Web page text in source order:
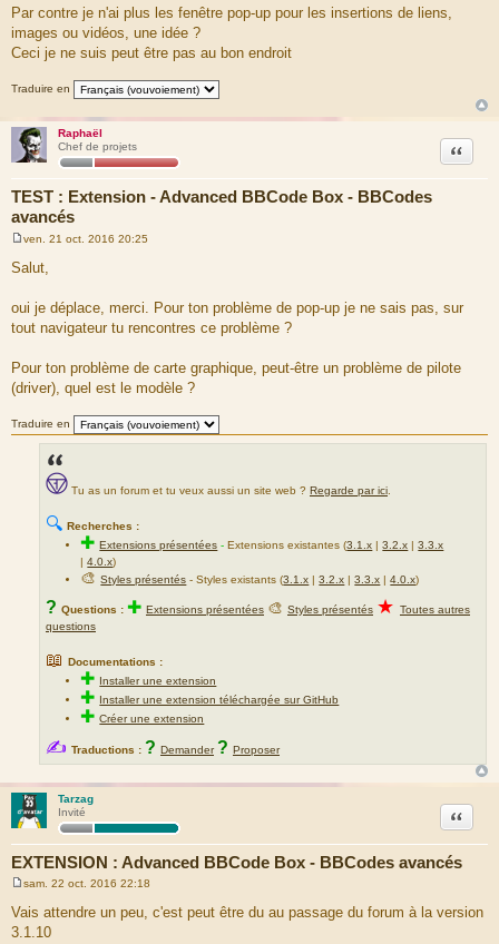
Par contre je n'ai plus les fenêtre pop-up pour les insertions de liens,
images ou vidéos, une idée ?
Ceci je ne suis peut être pas au bon endroit
Traduire en
Raphaël
Chef de projets
TEST : Extension - Advanced BBCode Box - BBCodes
avancés
Citation
e
s
a
g
e
ven. 21 oct. 2016 20:25
Salut,
oui je déplace, merci. Pour ton problème de pop-up je ne sais pas, sur
tout navigateur tu rencontres ce problème ?
Pour ton problème de carte graphique, peut-être un problème de pilote
(driver), quel est le modèle ?
Traduire en
Tu as un forum et tu veux aussi un site web ? Regarde par ici
🔍 Recherches :
✚Extensions présentées -Extensions existantes (3.1.x |3.2.x |3.3.x
|4.0.x)
🎨Styles présentés - Styles existants (3.1.x |3.2.x |3.3.x |4.0.x)
? Questions : ✚ Extensions présentées 🎨 Styles présentés ★ Toutes autres
questions
📖 Documentations :
✚ Installer une extension
✚ Installer une extension téléchargée sur GitHub
✚Créer une extension
✍ Traductions : ? Demander ? Proposer
Tarzag
Invité
EXTENSION : Advanced BBCode Box - BBCodes avancés
Citation
e
s
s
sam. 22 oct. 2016 22:18
Vais attendre un peu, c'est peut être du au passage du forum à la version
3.1.10